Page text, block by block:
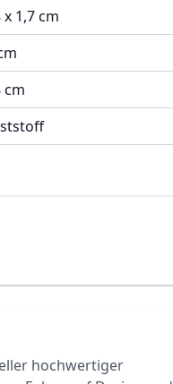
x 1,7 cm
cm
hochwertiger